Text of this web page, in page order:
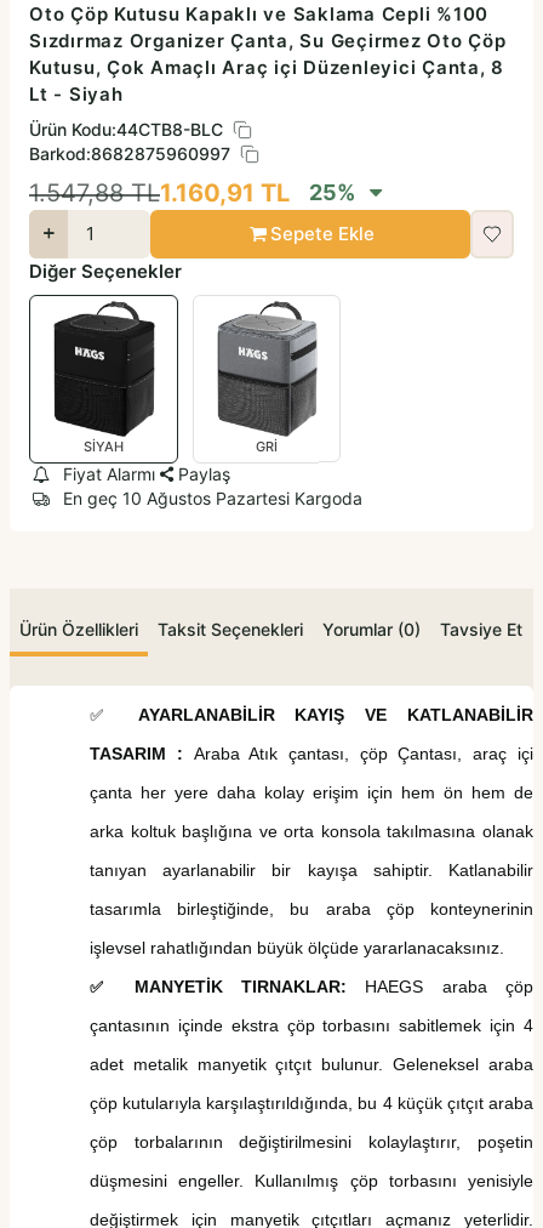
Oto Çöp Kutusu Kapaklı ve Saklama Cepli %100
Sızdırmaz Organizer Çanta, Su Geçirmez Oto Çöp
Kutusu, Çok Amaçlı Araç içi Düzenleyici Çanta, 8
Lt - Siyah
Ürün Kodu:44CTB8-BLC
Barkod:8682875960997
1.547,88 TL1.160,91 TL 25%
Sepete Ekle
Diğer Seçenekler
SİYAH GRİ
Fiyat Alarmı
Paylaş
En geç 10 Ağustos Pazartesi Kargoda
Ürün Özellikleri Taksit Seçenekleri Yorumlar (0) Tavsiye Et
✅
AYARLANABİLİR KAYIŞ VE KATLANABİLİR
TASARIM
: ArabaAtık çantası, çöpÇantası,araç içi
çanta her yere daha kolay erişim için hem ön hem de
arka koltuk başlığına ve orta konsola takılmasına olanak
tanıyan ayarlanabilir bir kayışa sahiptir. Katlanabilir
tasarımla birleştiğinde, bu araba çöp konteynerinin
işlevsel rahatlığından büyük ölçüde yararlanacaksınız.
✅ MANYETİK TIRNAKLAR: HAEGS araba çöp
çantasının içinde ekstra çöp torbasını sabitlemek için 4
adet metalik manyetik çıtçıt bulunur. Geleneksel araba
çöp kutularıyla karşılaştırıldığında, bu 4 küçük çıtçıt araba
çöp torbalarının değiştirilmesini kolaylaştırır, poşetin
düşmesini engeller. Kullanılmış çöp torbasını yenisiyle
değiştirmek için manyetik çıtçıtları açmanız yeterlidir.